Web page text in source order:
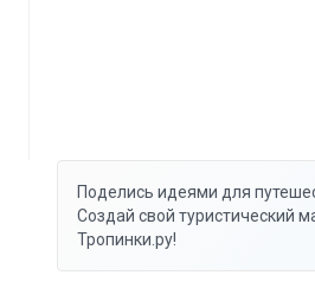
Поделись идеями для
Создай свой туристический
Тропинки.ру!